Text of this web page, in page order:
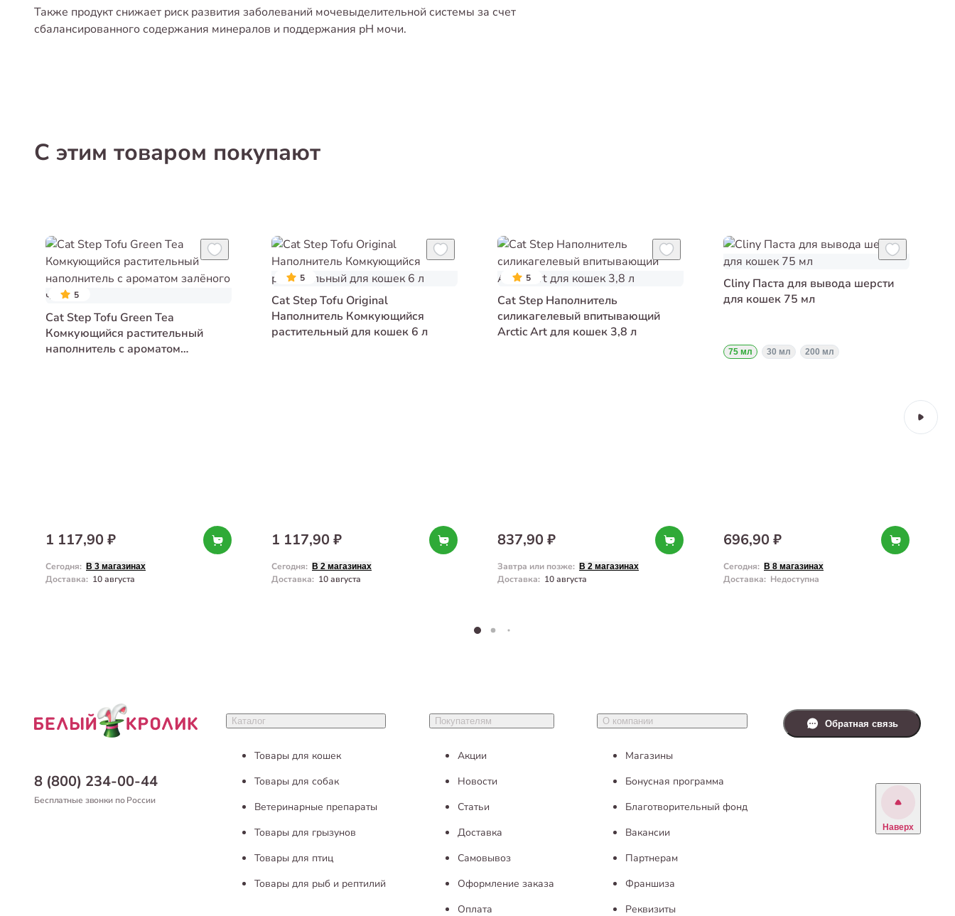
Также продукт снижает риск развития заболеваний мочевыделительной системы за счет
сбалансированного содержания минералов и поддержания рН мочи.
С этим товаром покупают
5
Cat Step Tofu Green Tea
Комкующийся растительный
наполнитель с ароматом
1 117,90 ₽
Сегодня: В 3 магазинах
Доставка: 10 августа
5
Cat Step Tofu Original
Наполнитель Комкующийся
растительный для кошек 6 л
1 117,90 ₽
Сегодня: В 2 магазинах
Доставка: 10 августа
5
Cat Step Наполнитель
силикагелевый впитывающий
Arctic Art для кошек 3,8 л
837,90 ₽
Завтра или позже: В 2 магазинах
Доставка: 10 августа
Cliny Паста для вывода шерсти
для кошек 75 мл
75 мл 30 мл 200 мл
696,90 ₽
Сегодня: В 8 магазинах
Доставка: Недоступна
8 (800) 234-00-44
Бесплатные звонки по России
Каталог
Товары для кошек
Товары для собак
Ветеринарные препараты
Товары для грызунов
Товары для птиц
Товары для рыб и рептилий
Покупателям
Акции
Новости
Статьи
Доставка
Самовывоз
Оформление заказа
Оплата
О компании
Магазины
Бонусная программа
Благотворительный фонд
Вакансии
Партнерам
Франшиза
Реквизиты
Обратная связь
Наверх